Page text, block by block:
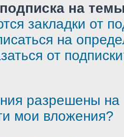
на
закладки от
на
от
разрешены
мои вложения?